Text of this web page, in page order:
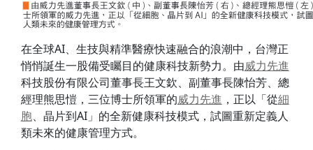
在全球AI、生技與精準醫療快速融合的浪潮中，台灣正
悄悄誕生一股備受矚目的健康科技新勢力。由威力先進
科技股份有限公司董事長王文欽、副董事長陳怡芳、總
經理熊思愷，三位博士所領軍的威力先進 ，正以「從細
胞、晶片到AI」的全新健康科技模式，試圖重新定義人
類未來的健康管理方式。